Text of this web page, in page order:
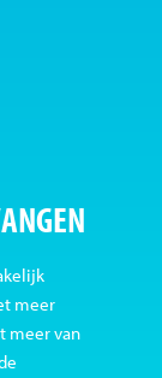
meer
meer van